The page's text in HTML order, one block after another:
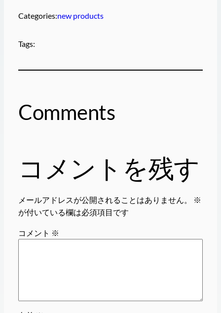
Categories:new products
Tags:
Comments
コメントを残す
メールアドレスが公開されることはありません。
※
が付いている欄は必須項目です
コメント ※